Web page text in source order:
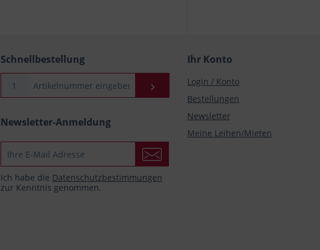
Schnellbestellung
Newsletter-Anmeldung
Ich habe die Datenschutzbestimmungen
zur Kenntnis genommen.
Ihr Konto
Login / Konto
Bestellungen
Newsletter
Meine Leihen/Mieten